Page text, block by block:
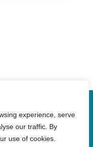
experience, serve
our traffic. By
use of cookies.